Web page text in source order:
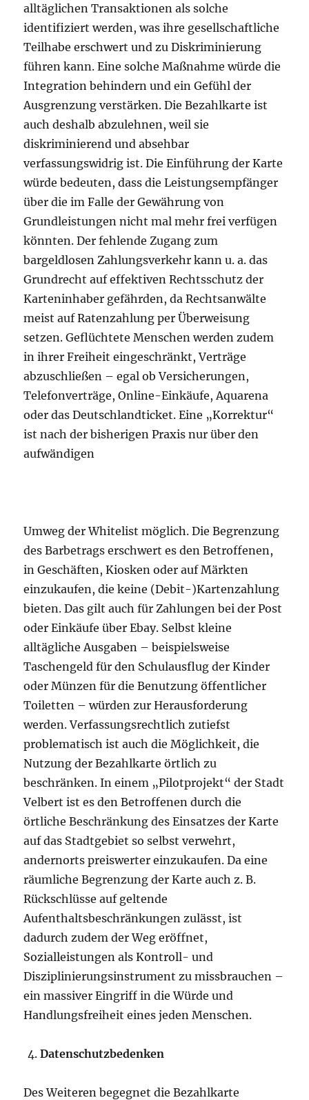
alltäglichen Transaktionen als solche
identifiziert werden, was ihre gesellschaftliche
Teilhabe erschwert und zu Diskriminierung
führen kann. Eine solche Maßnahme würde die
Integration behindern und ein Gefühl der
Ausgrenzung verstärken. Die Bezahlkarte ist
auch deshalb abzulehnen, weil sie
diskriminierend und absehbar
verfassungswidrig ist. Die Einführung der Karte
würde bedeuten, dass die Leistungsempfänger
über die im Falle der Gewährung von
Grundleistungen nicht mal mehr frei verfügen
könnten. Der fehlende Zugang zum
bargeldlosen Zahlungsverkehr kann u. a. das
Grundrecht auf effektiven Rechtsschutz der
Karteninhaber gefährden, da Rechtsanwälte
meist auf Ratenzahlung per Überweisung
setzen. Geflüchtete Menschen werden zudem
in ihrer Freiheit eingeschränkt, Verträge
abzuschließen – egal ob Versicherungen,
Telefonverträge, Online-Einkäufe, Aquarena
oder das Deutschlandticket. Eine „Korrektur“
ist nach der bisherigen Praxis nur über den
aufwändigen
Umweg der Whitelist möglich. Die Begrenzung
des Barbetrags erschwert es den Betroffenen,
in Geschäften, Kiosken oder auf Märkten
einzukaufen, die keine (Debit-)Kartenzahlung
bieten. Das gilt auch für Zahlungen bei der Post
oder Einkäufe über Ebay. Selbst kleine
alltägliche Ausgaben – beispielsweise
Taschengeld für den Schulausflug der Kinder
oder Münzen für die Benutzung öffentlicher
Toiletten – würden zur Herausforderung
werden. Verfassungsrechtlich zutiefst
problematisch ist auch die Möglichkeit, die
Nutzung der Bezahlkarte örtlich zu
beschränken. In einem „Pilotprojekt“ der Stadt
Velbert ist es den Betroffenen durch die
örtliche Beschränkung des Einsatzes der Karte
auf das Stadtgebiet so selbst verwehrt,
andernorts preiswerter einzukaufen. Da eine
räumliche Begrenzung der Karte auch z. B.
Rückschlüsse auf geltende
Aufenthaltsbeschränkungen zulässt, ist
dadurch zudem der Weg eröffnet,
Sozialleistungen als Kontroll- und
Disziplinierungsinstrument zu missbrauchen –
ein massiver Eingriff in die Würde und
Handlungsfreiheit eines jeden Menschen.
Datenschutzbedenken
Des Weiteren begegnet die Bezahlkarte